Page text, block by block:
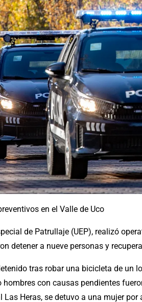
en el Valle de Uco
de Patrullaje (UEP), realizó
detener a nueve personas y
tras robar una bicicleta de un
con causas pendientes
Heras, se detuvo a una mujer